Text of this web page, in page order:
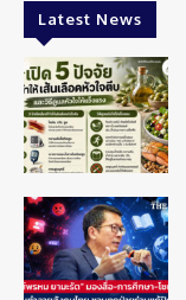
Latest News